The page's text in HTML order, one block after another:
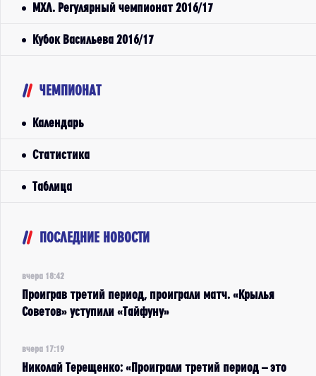
МХЛ. Регулярный чемпионат 2016/17
Кубок Васильева 2016/17
ЧЕМПИОНАТ
Календарь
Статистика
Таблица
ПОСЛЕДНИЕ НОВОСТИ
вчера 18:42
Проиграв третий период, проиграли матч. «Крылья
Советов» уступили «Тайфуну»
вчера 17:19
Николай Терещенко: «Проиграли третий период – это